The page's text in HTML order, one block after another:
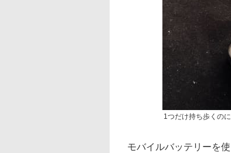
1つだけ持ち歩くの
モバイルバッテリーを